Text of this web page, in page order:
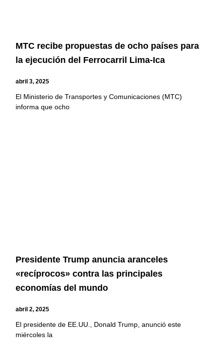
MTC recibe propuestas de ocho países para
la ejecución del Ferrocarril Lima-Ica
abril 3, 2025
El Ministerio de Transportes y Comunicaciones (MTC)
informa que ocho
Presidente Trump anuncia aranceles
«recíprocos» contra las principales
economías del mundo
abril 2, 2025
El presidente de EE.UU., Donald Trump, anunció este
miércoles la